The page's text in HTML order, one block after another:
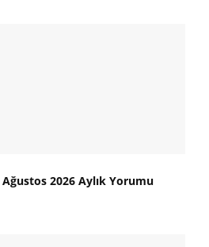
2026 Aylık Yorumu